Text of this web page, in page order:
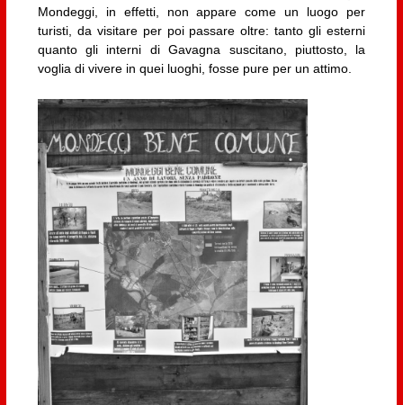
Mondeggi, in effetti, non appare come un luogo per
turisti, da visitare per poi passare oltre: tanto gli esterni
quanto gli interni di Gavagna suscitano, piuttosto, la
voglia di vivere in quei luoghi, fosse pure per un attimo.